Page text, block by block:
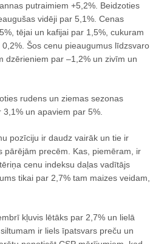
putraimiem +5,2%. Beidzoties
vidēji par 5,1%. Cenas
tējai un kafijai par 1,5%, cukuram
Šos cenu pieaugumus līdzsvaro
dzērieniem par –1,2% un zivīm un
rudens un ziemas sezonas
un apaviem par 5%.
pozīciju ir daudz vairāk un tie ir
pārējām precēm. Kas, piemēram, ir
cenu indeksu daļas vadītājs
tikai par 2,7% tam maizes veidam,
kļuvis lētāks par 2,7% un lielā
ir liels īpatsvars preču un